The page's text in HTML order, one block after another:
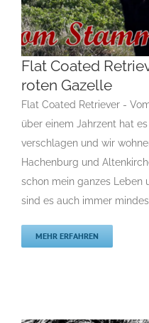
Flat Coated
Flatcoated Retriever
Retriever Landesgruppe
Rassehunde von A
Flat Coated
roten Gazelle
Flat Coated Retriever -
über einem Jahrzent hat
verschlagen und wir
Hachenburg und
schon mein ganzes Leben
sind es auch immer
MEHR ERFAHREN